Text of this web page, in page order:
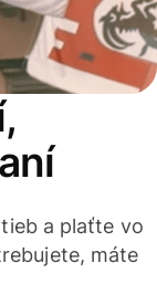
a plaťte vo
máte